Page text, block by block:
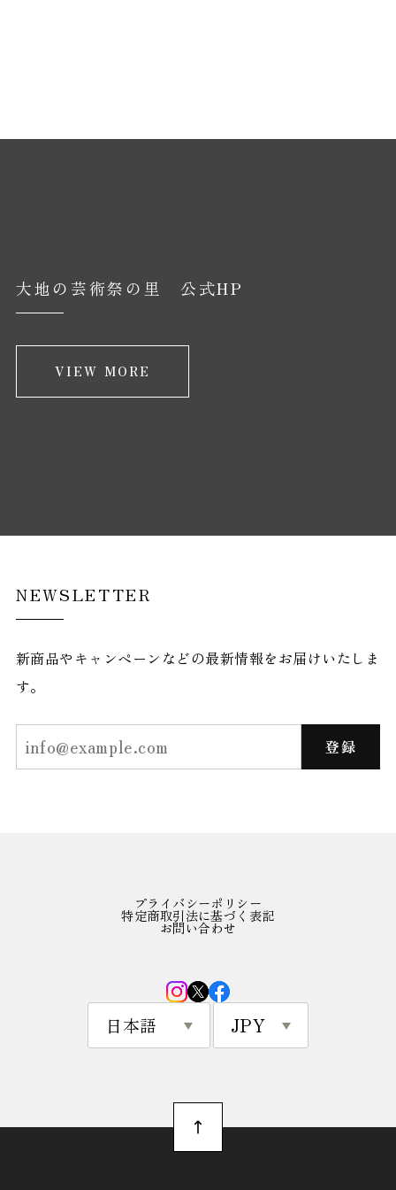
大地の芸術祭の里 公式HP
VIEW MORE
NEWSLETTER
新商品やキャンペーンなどの最新情報をお届けいたしま
す。
登録
プライバシーポリシー
特定商取引法に基づく表記
お問い合わせ